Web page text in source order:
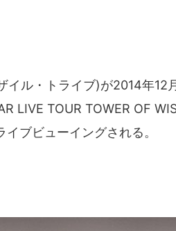
イル・トライブ)が2014年12
LIVE TOUR TOWER OF
ブビューイングされる。